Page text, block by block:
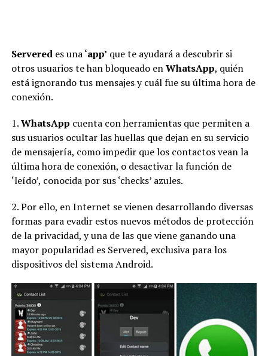
Serveredes una‘app’ que te ayudará a descubrir si
otros usuarios te han bloqueado enWhatsApp, quién
está ignorando tus mensajes y cuál fue su última hora de
conexión.
1.WhatsApp cuenta con herramientas que permiten a
sus usuarios ocultar las huellas que dejan en su servicio
de mensajería, como impedir que los contactos vean la
última hora de conexión, o desactivar la función de
‘leído’, conocida por sus ‘checks’ azules.
2. Por ello, en Internet se vienen desarrollando diversas
formas para evadir estos nuevos métodos de protección
de la privacidad, y una de las que viene ganando una
mayor popularidad es Servered, exclusiva para los
dispositivos del sistema Android.